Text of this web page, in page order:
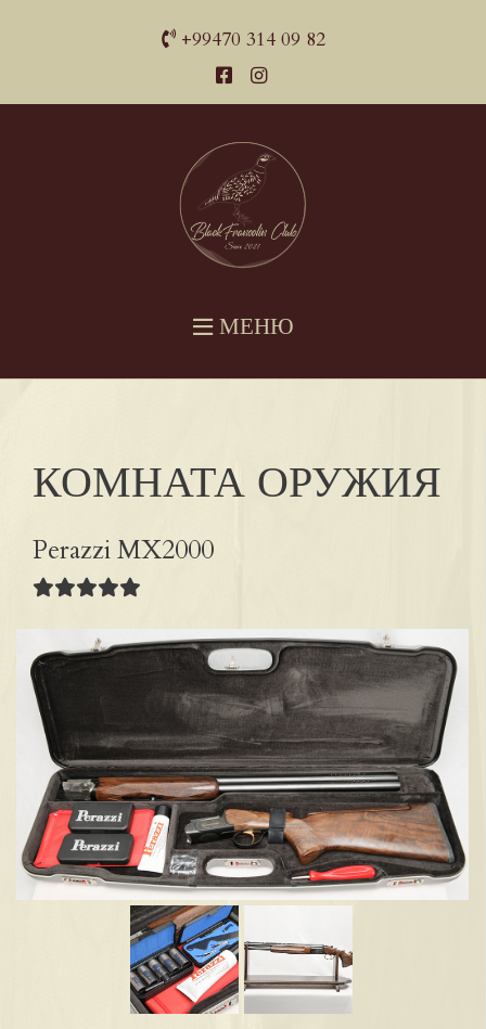
+99470 314 09 82
МЕНЮ
КОМНАТА ОРУЖИЯ
Perazzi MX2000